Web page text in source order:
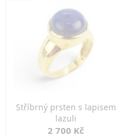
Stříbrný prsten s lapisem
lazuli
2 700 Kč